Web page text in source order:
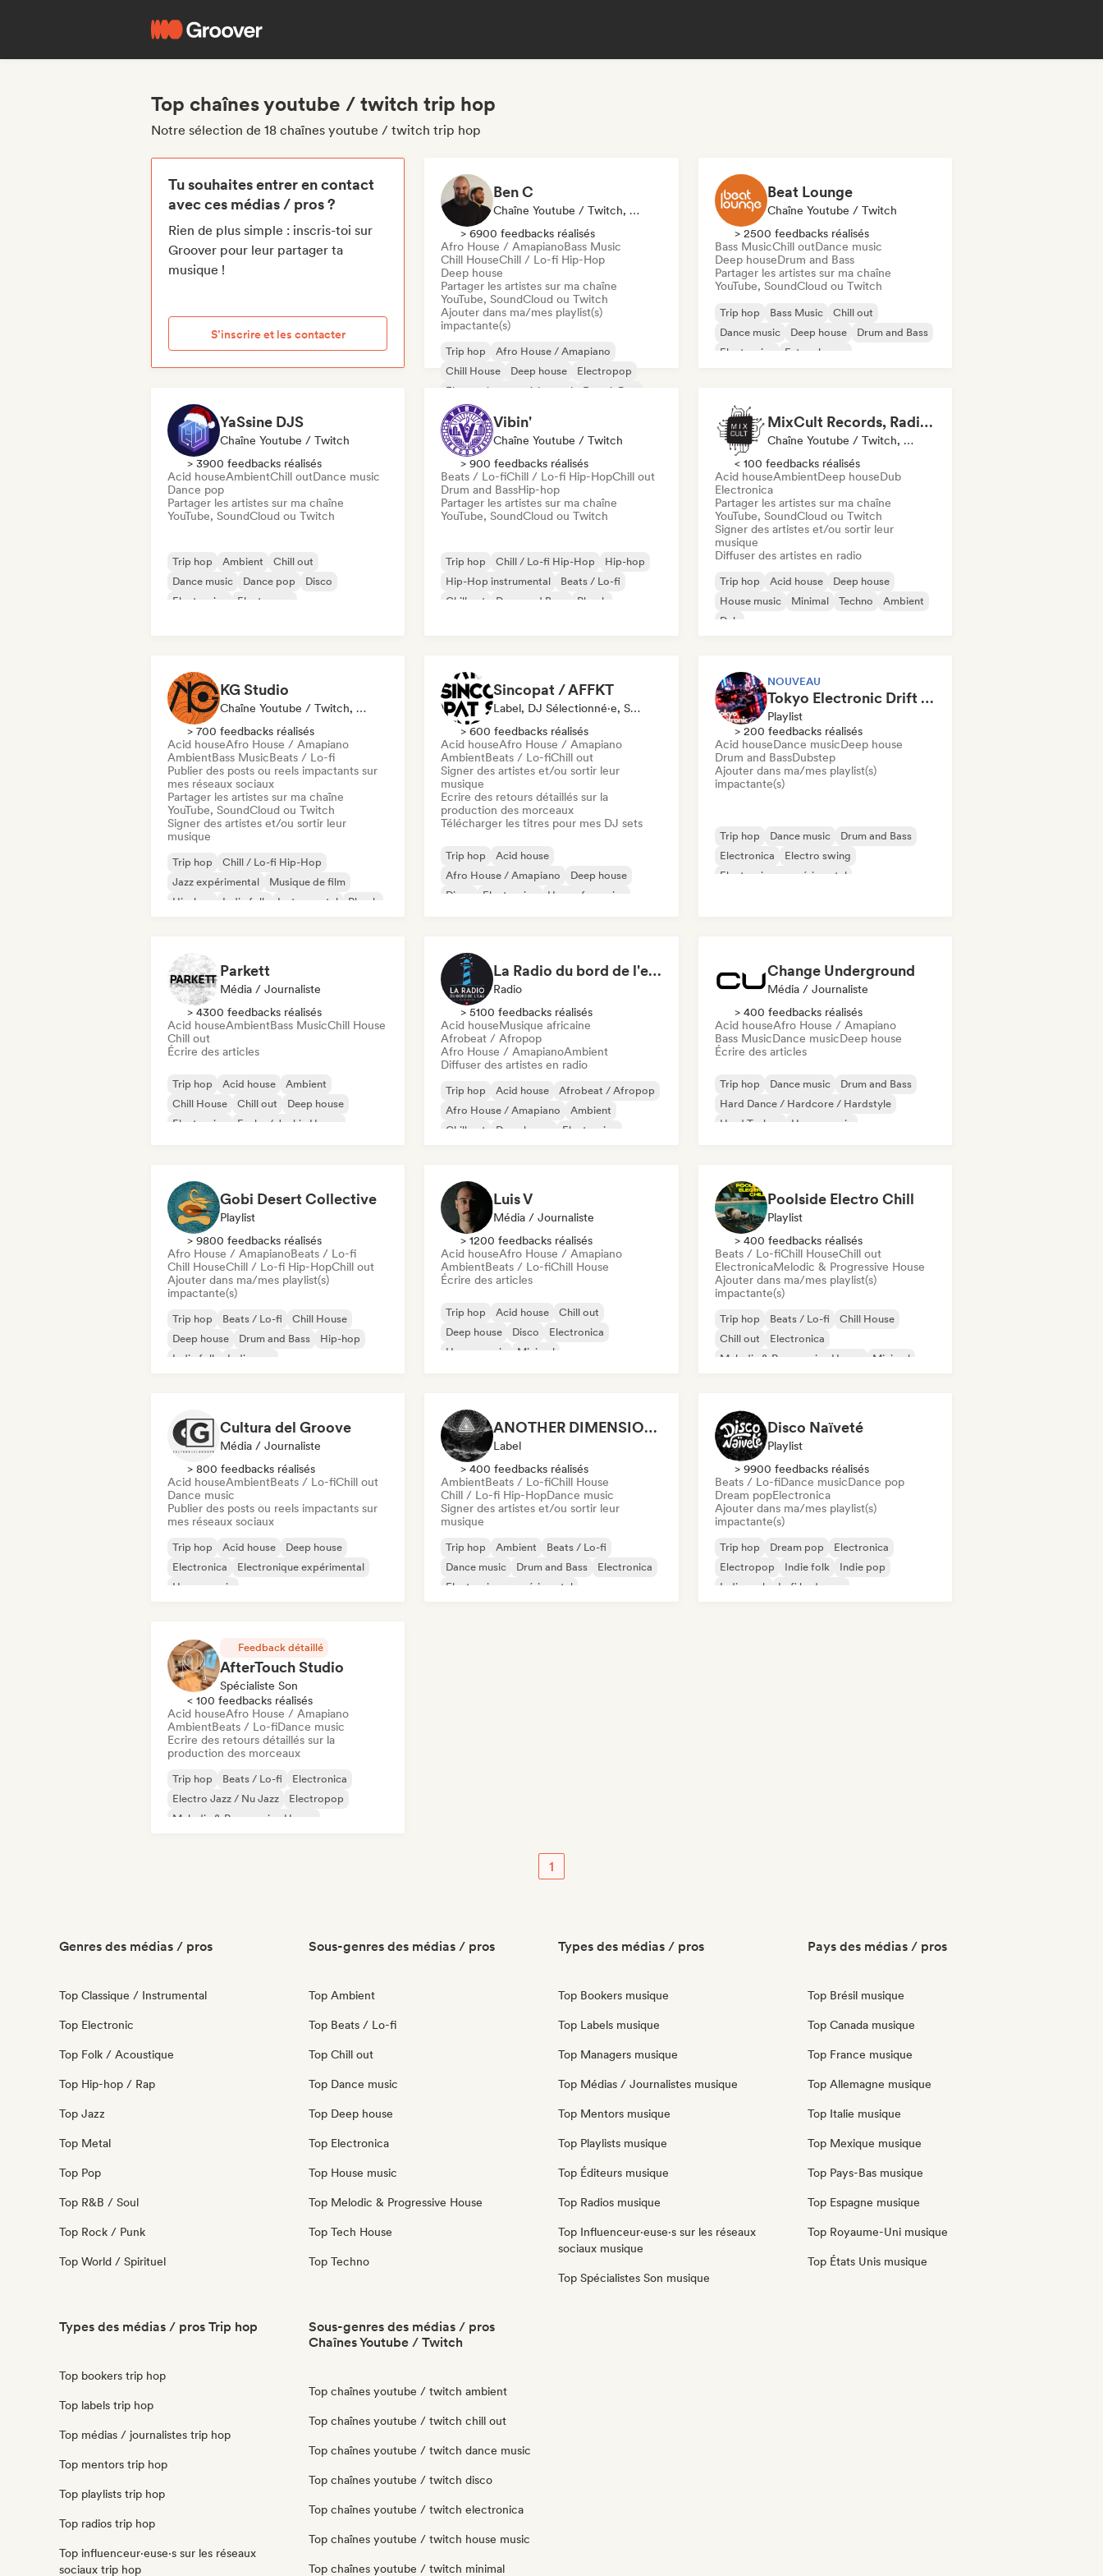
Top chaînes youtube / twitch trip hop
Notre sélection de 18 chaînes youtube / twitch trip hop
Tu souhaites entrer en contact
avec ces médias / pros ?
Rien de plus simple : inscris-toi sur
Groover pour leur partager ta
musique !
S’inscrire et les contacter
Ben C
Chaîne Youtube / Twitch, Playlist
> 6900 feedbacks réalisés
Afro House / AmapianoBass Music
Chill HouseChill / Lo-fi Hip-Hop
Deep house
Partager les artistes sur ma chaîne
YouTube, SoundCloud ou Twitch
Ajouter dans ma/mes playlist(s)
impactante(s)
Trip hop
Afro House / Amapiano
Chill House
Deep house
Electropop
Electronique expérimental
French Pop
Future house
Beat Lounge
Chaîne Youtube / Twitch
> 2500 feedbacks réalisés
Bass MusicChill outDance music
Deep houseDrum and Bass
Partager les artistes sur ma chaîne
YouTube, SoundCloud ou Twitch
Trip hop Bass Music
Chill out
Dance music
Deep house
Drum and Bass
Electronica
Future house
YaSsine DJS
Chaîne Youtube / Twitch
> 3900 feedbacks réalisés
Acid houseAmbientChill outDance music
Dance pop
Partager les artistes sur ma chaîne
YouTube, SoundCloud ou Twitch
Trip hop Ambient
Chill out
Dance music
Dance pop
Disco
Electronica
Electropop
Vibin'
Chaîne Youtube / Twitch
> 900 feedbacks réalisés
Beats / Lo-fiChill / Lo-fi Hip-HopChill out
Drum and BassHip-hop
Partager les artistes sur ma chaîne
YouTube, SoundCloud ou Twitch
Trip hop Chill / Lo-fi Hip-Hop
Hip-hop
Hip-Hop instrumental
Beats / Lo-fi
Chill out
Drum and Bass Phonk
MixCult Records, Radio and Sub Labels
Chaîne Youtube / Twitch, Label, Radio
< 100 feedbacks réalisés
Acid houseAmbientDeep houseDub
Electronica
Partager les artistes sur ma chaîne
YouTube, SoundCloud ou Twitch
Signer des artistes et/ou sortir leur
musique
Diffuser des artistes en radio
Trip hop Acid house
Deep house
House music
Minimal Techno
Ambient
Dub
KG Studio
Chaîne Youtube / Twitch, Label, Influenceur·euse Sur Les Réseaux Sociaux
> 700 feedbacks réalisés
Acid houseAfro House / Amapiano
AmbientBass MusicBeats / Lo-fi
Publier des posts ou reels impactants sur
mes réseaux sociaux
Partager les artistes sur ma chaîne
YouTube, SoundCloud ou Twitch
Signer des artistes et/ou sortir leur
musique
Trip hop
Chill / Lo-fi Hip-Hop
Jazz expérimental
Musique de film
Hip-hop
Indie folk Instrumental Phonk
Sincopat / AFFKT
Label, DJ Sélectionné·e, Spécialiste Son
> 600 feedbacks réalisés
Acid houseAfro House / Amapiano
AmbientBeats / Lo-fiChill out
Signer des artistes et/ou sortir leur
musique
Ecrire des retours détaillés sur la
production des morceaux
Télécharger les titres pour mes DJ sets
Trip hop
Acid house
Afro House / Amapiano
Deep house
Disco
Electronica
House française
NOUVEAU
Tokyo Electronic Drift 🏎️ Schranz, Hard Techno & Anime EDM
Playlist
> 200 feedbacks réalisés
Acid houseDance musicDeep house
Drum and BassDubstep
Ajouter dans ma/mes playlist(s)
impactante(s)
Trip hop Dance music
Drum and Bass
Electronica
Electro swing
Electronique expérimental
Parkett
Média / Journaliste
> 4300 feedbacks réalisés
Acid houseAmbientBass MusicChill House
Chill out
Écrire des articles
Trip hop Acid house
Ambient
Chill House
Chill out
Deep house
Electronica
Funky / Jackin House
La Radio du bord de l'eau - DAB+ Radio Station (Switzerland)
Radio
> 5100 feedbacks réalisés
Acid houseMusique africaine
Afrobeat / Afropop
Afro House / AmapianoAmbient
Diffuser des artistes en radio
Trip hop Acid house
Afrobeat / Afropop
Afro House / Amapiano
Ambient
Chill out
Deep house Electronica
Change Underground
Média / Journaliste
> 400 feedbacks réalisés
Acid houseAfro House / Amapiano
Bass MusicDance musicDeep house
Écrire des articles
Trip hop Dance music
Drum and Bass
Hard Dance / Hardcore / Hardstyle
Hard Techno
House music
Gobi Desert Collective
Playlist
> 9800 feedbacks réalisés
Afro House / AmapianoBeats / Lo-fi
Chill HouseChill / Lo-fi Hip-HopChill out
Ajouter dans ma/mes playlist(s)
impactante(s)
Trip hop Beats / Lo-fi
Chill House
Deep house
Drum and Bass
Hip-hop
Indie folk
Indie pop
Luis V
Média / Journaliste
> 1200 feedbacks réalisés
Acid houseAfro House / Amapiano
AmbientBeats / Lo-fiChill House
Écrire des articles
Trip hop Acid house
Chill out
Deep house
Disco
Electronica
House music
Minimal
Poolside Electro Chill
Playlist
> 400 feedbacks réalisés
Beats / Lo-fiChill HouseChill out
ElectronicaMelodic & Progressive House
Ajouter dans ma/mes playlist(s)
impactante(s)
Trip hop Beats / Lo-fi
Chill House
Chill out
Electronica
Melodic & Progressive House
Minimal
Cultura del Groove
Média / Journaliste
> 800 feedbacks réalisés
Acid houseAmbientBeats / Lo-fiChill out
Dance music
Publier des posts ou reels impactants sur
mes réseaux sociaux
Trip hop Acid house
Deep house
Electronica
Electronique expérimental
House music
ANOTHER DIMENSION MUSIC
Label
> 400 feedbacks réalisés
AmbientBeats / Lo-fiChill House
Chill / Lo-fi Hip-HopDance music
Signer des artistes et/ou sortir leur
musique
Trip hop Ambient
Beats / Lo-fi
Dance music
Drum and Bass
Electronica
Electronique expérimental
Disco Naïveté
Playlist
> 9900 feedbacks réalisés
Beats / Lo-fiDance musicDance pop
Dream popElectronica
Ajouter dans ma/mes playlist(s)
impactante(s)
Trip hop Dream pop
Electronica
Electropop
Indie folk
Indie pop
Indie rock
Lofi bedroom
Feedback détaillé
AfterTouch Studio
Spécialiste Son
< 100 feedbacks réalisés
Acid houseAfro House / Amapiano
AmbientBeats / Lo-fiDance music
Ecrire des retours détaillés sur la
production des morceaux
Trip hop Beats / Lo-fi
Electronica
Electro Jazz / Nu Jazz
Electropop
Melodic & Progressive House
1
Genres des médias / pros
Top Classique / Instrumental
Top Electronic
Top Folk / Acoustique
Top Hip-hop / Rap
Top Jazz
Top Metal
Top Pop
Top R&B / Soul
Top Rock / Punk
Top World / Spirituel
Sous-genres des médias / pros
Top Ambient
Top Beats / Lo-fi
Top Chill out
Top Dance music
Top Deep house
Top Electronica
Top House music
Top Melodic & Progressive House
Top Tech House
Top Techno
Types des médias / pros
Top Bookers musique
Top Labels musique
Top Managers musique
Top Médias / Journalistes musique
Top Mentors musique
Top Playlists musique
Top Éditeurs musique
Top Radios musique
Top Influenceur·euse·s sur les réseaux
sociaux musique
Top Spécialistes Son musique
Pays des médias / pros
Top Brésil musique
Top Canada musique
Top France musique
Top Allemagne musique
Top Italie musique
Top Mexique musique
Top Pays-Bas musique
Top Espagne musique
Top Royaume-Uni musique
Top États Unis musique
Types des médias / pros Trip hop
Top bookers trip hop
Top labels trip hop
Top médias / journalistes trip hop
Top mentors trip hop
Top playlists trip hop
Top radios trip hop
Top influenceur·euse·s sur les réseaux
sociaux trip hop
Sous-genres des médias / pros
Chaînes Youtube / Twitch
Top chaînes youtube / twitch ambient
Top chaînes youtube / twitch chill out
Top chaînes youtube / twitch dance music
Top chaînes youtube / twitch disco
Top chaînes youtube / twitch electronica
Top chaînes youtube / twitch house music
Top chaînes youtube / twitch minimal